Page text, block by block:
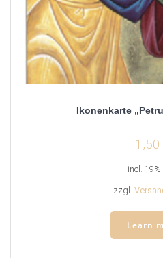
Ikonenkarte
1,50
incl. 19%
zzgl.
Learn